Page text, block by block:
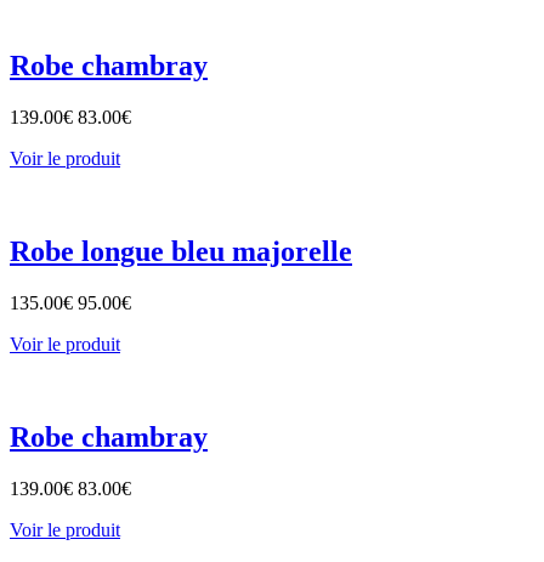
Robe chambray
139.00€ 83.00€
Voir le produit
Robe longue bleu majorelle
135.00€ 95.00€
Voir le produit
Robe chambray
139.00€ 83.00€
Voir le produit